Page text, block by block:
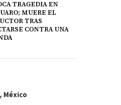
TRAGEDIA EN
MUERE EL
TRAS
CONTRA UNA
México